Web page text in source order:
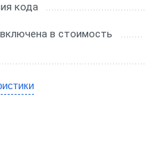
кода
в стоимость